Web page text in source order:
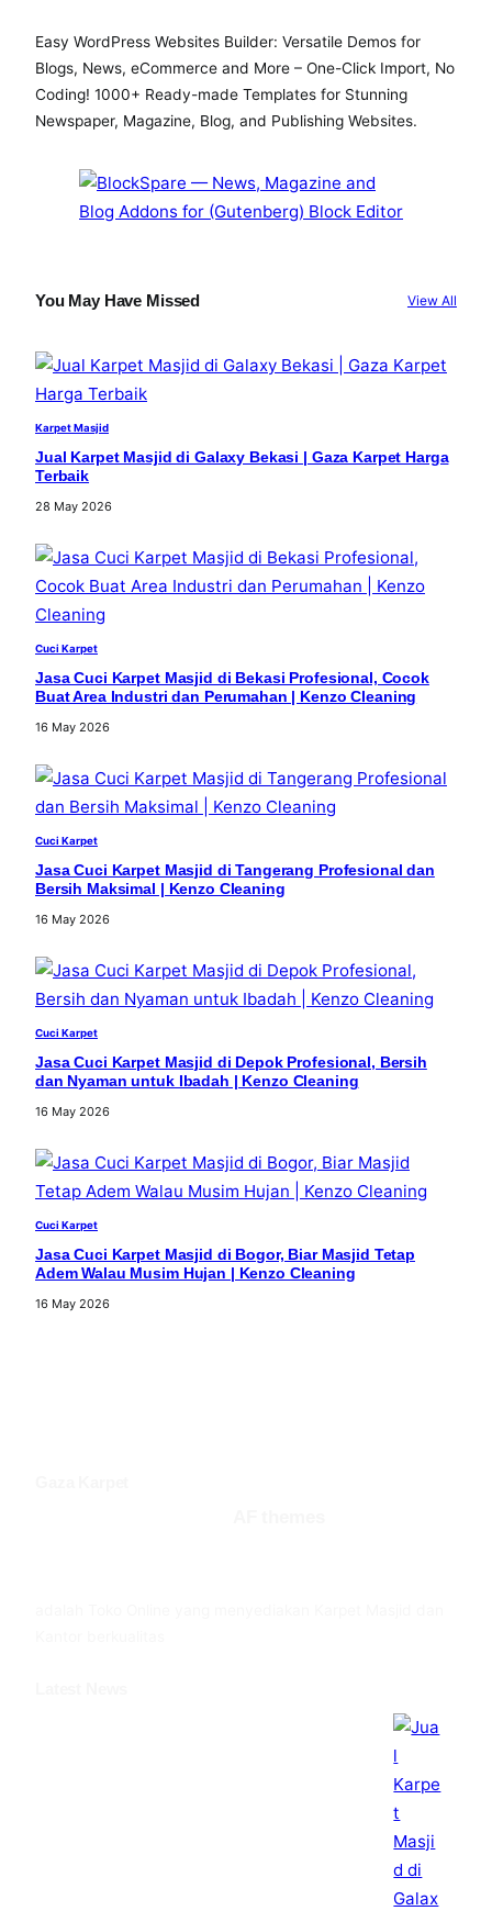
Easy WordPress Websites Builder: Versatile Demos for
Blogs, News, eCommerce and More – One-Click Import, No
Coding! 1000+ Ready-made Templates for Stunning
Newspaper, Magazine, Blog, and Publishing Websites.
You May Have Missed View All
Karpet Masjid
Jual Karpet Masjid di Galaxy Bekasi | Gaza Karpet Harga
Terbaik
28 May 2026
Cuci Karpet
Jasa Cuci Karpet Masjid di Bekasi Profesional, Cocok
Buat Area Industri dan Perumahan | Kenzo Cleaning
16 May 2026
Cuci Karpet
Jasa Cuci Karpet Masjid di Tangerang Profesional dan
Bersih Maksimal | Kenzo Cleaning
16 May 2026
Cuci Karpet
Jasa Cuci Karpet Masjid di Depok Profesional, Bersih
dan Nyaman untuk Ibadah | Kenzo Cleaning
16 May 2026
Cuci Karpet
Jasa Cuci Karpet Masjid di Bogor, Biar Masjid Tetap
Adem Walau Musim Hujan | Kenzo Cleaning
16 May 2026